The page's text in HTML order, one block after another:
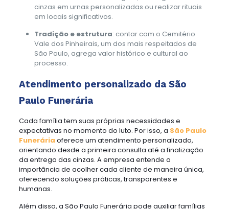
cinzas em urnas personalizadas ou realizar rituais
em locais significativos.
Tradição e estrutura: contar com o Cemitério
Vale dos Pinheirais, um dos mais respeitados de
São Paulo, agrega valor histórico e cultural ao
processo.
Atendimento personalizado da São
Paulo Funerária
Cada família tem suas próprias necessidades e
expectativas no momento do luto. Por isso, a São Paulo
Funerária oferece um atendimento personalizado,
orientando desde a primeira consulta até a finalização
da entrega das cinzas. A empresa entende a
importância de acolher cada cliente de maneira única,
oferecendo soluções práticas, transparentes e
humanas.
Além disso, a São Paulo Funerária pode auxiliar famílias